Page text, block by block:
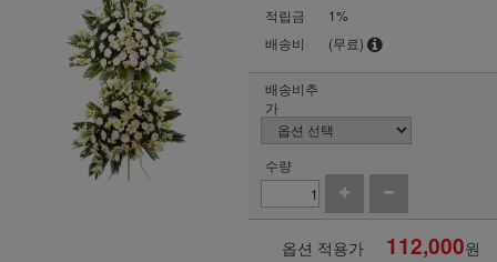
적립금
1%
배송비
(무료)
배송비추
가
수량
옵션 적용가 112,000원